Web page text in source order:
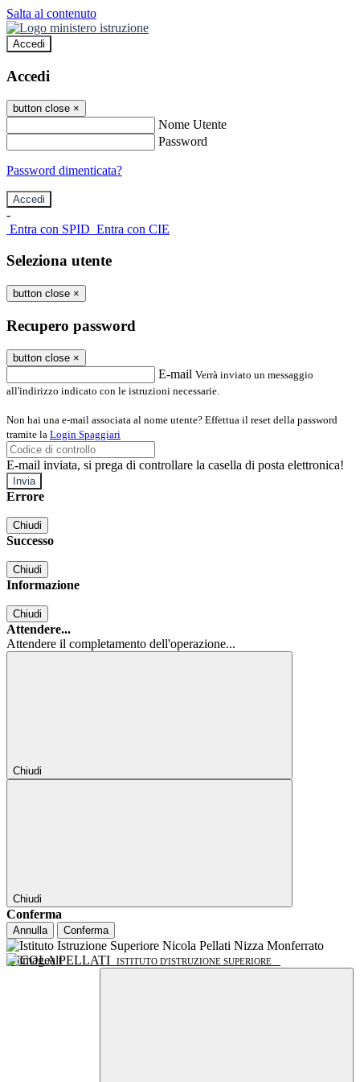
Salta al contenuto
Accedi
Accedi
button close ×
Nome Utente
Password
Password dimenticata?
-
Entra con SPID Entra con CIE
Seleziona utente
button close ×
Recupero password
button close ×
E-mail Verrà inviato un messaggio
all'indirizzo indicato con le istruzioni necessarie.
Non hai una e-mail associata al nome utente? Effettua il reset della password
tramite la Login Spaggiari
E-mail inviata, si prega di controllare la casella di posta elettronica!
Errore
Chiudi
Successo
Chiudi
Informazione
Chiudi
Attendere...
Attendere il completamento dell'operazione...
Chiudi
Chiudi
Conferma
Annulla Conferma
NICOLA PELLATI ISTITUTO D'ISTRUZIONE SUPERIORE